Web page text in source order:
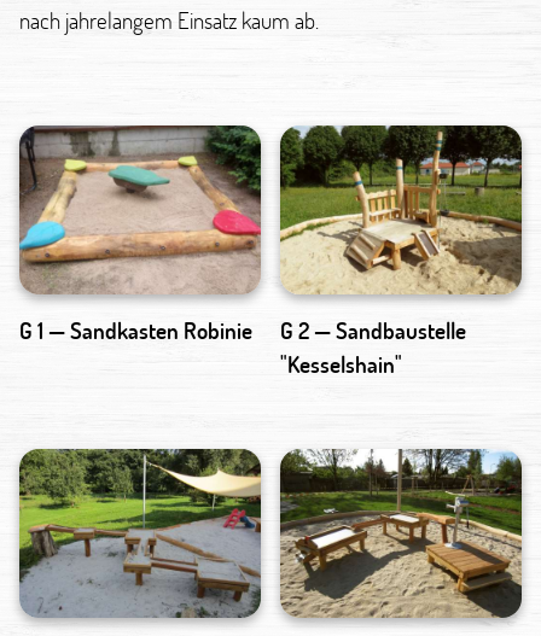
nach jahrelangem Einsatz kaum ab.
G 1 — Sandkasten Robinie
G 2 — Sandbaustelle
"Kesselshain"